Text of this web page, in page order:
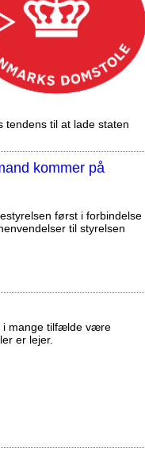
tendens til at lade staten
kommer på
først i forbindelse
til styrelsen
i mange tilfælde være
er lejer.